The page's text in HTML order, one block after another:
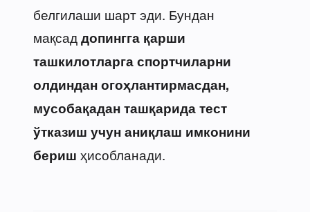
белгилаши шарт эди. Бундан
мақсаддопингга қарши
ташкилотларга спортчиларни
олдиндан огоҳлантирмасдан,
мусобақадан ташқарида тест
ўтказиш учун аниқлаш имконини
бериш ҳисобланади.